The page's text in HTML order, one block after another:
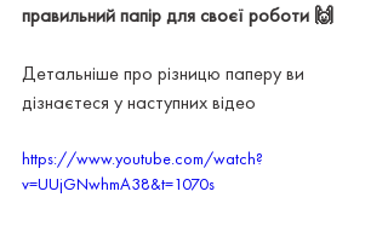
правильний папір для своєї роботи 🙌
Детальніше про різницю паперу ви
дізнаєтеся у наступних відео
https://www.youtube.com/watch?
v=UUjGNwhmA38&t=1070s